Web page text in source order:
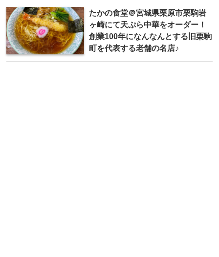
たかの食堂＠宮城県栗原市栗駒岩
ヶ崎にて天ぷら中華をオーダー！
創業100年になんなんとする旧栗駒
町を代表する老舗の名店♪